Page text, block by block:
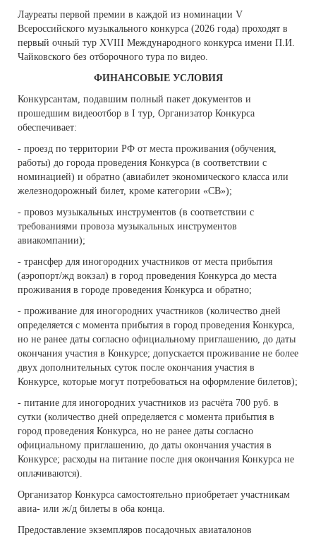
Лауреаты первой премии в каждой из номинации V
Всероссийского музыкального конкурса (2026 года) проходят в
первый очный тур XVIII Международного конкурса имени П.И.
Чайковского без отборочного тура по видео.
ФИНАНСОВЫЕ УСЛОВИЯ
Конкурсантам, подавшим полный пакет документов и
прошедшим видеоотбор в I тур, Организатор Конкурса
обеспечивает:
- проезд по территории РФ от места проживания (обучения,
работы) до города проведения Конкурса (в соответствии с
номинацией) и обратно (авиабилет экономического класса или
железнодорожный билет, кроме категории «СВ»);
- провоз музыкальных инструментов (в соответствии с
требованиями провоза музыкальных инструментов
авиакомпании);
- трансфер для иногородних участников от места прибытия
(аэропорт/жд вокзал) в город проведения Конкурса до места
проживания в городе проведения Конкурса и обратно;
- проживание для иногородних участников (количество дней
определяется с момента прибытия в город проведения Конкурса,
но не ранее даты согласно официальному приглашению, до даты
окончания участия в Конкурсе; допускается проживание не более
двух дополнительных суток после окончания участия в
Конкурсе, которые могут потребоваться на оформление билетов);
- питание для иногородних участников из расчёта 700 руб. в
сутки (количество дней определяется с момента прибытия в
город проведения Конкурса, но не ранее даты согласно
официальному приглашению, до даты окончания участия в
Конкурсе; расходы на питание после дня окончания Конкурса не
оплачиваются).
Организатор Конкурса самостоятельно приобретает участникам
авиа- или ж/д билеты в оба конца.
Предоставление экземпляров посадочных авиаталонов